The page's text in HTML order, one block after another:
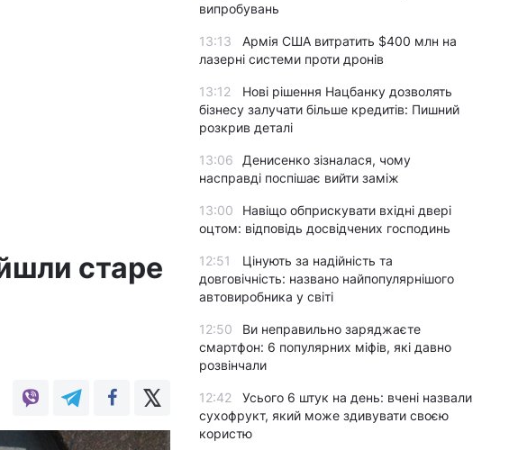
старе
випробувань
13:13
Армія США витратить $400 млн на
лазерні системи проти дронів
13:12
Нові рішення Нацбанку дозволять
бізнесу залучати більше кредитів: Пишний
розкрив деталі
13:06
Денисенко зізналася, чому
насправді поспішає вийти заміж
13:00
Навіщо обприскувати вхідні двері
оцтом: відповідь досвідчених господинь
12:51
Цінують за надійність та
довговічність: названо найпопулярнішого
автовиробника у світі
12:50
Ви неправильно заряджаєте
смартфон: 6 популярних міфів, які давно
розвінчали
12:42
Усього 6 штук на день: вчені назвали
сухофрукт, який може здивувати своєю
користю